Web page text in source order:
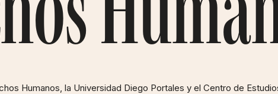
Humanos, la Universidad Diego Portales y el Centro de